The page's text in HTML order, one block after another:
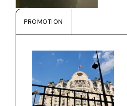
PROMOTION